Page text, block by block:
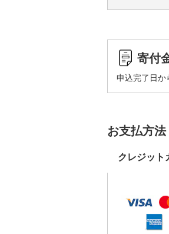
寄付
申込完了日か
お支払方法
クレジット